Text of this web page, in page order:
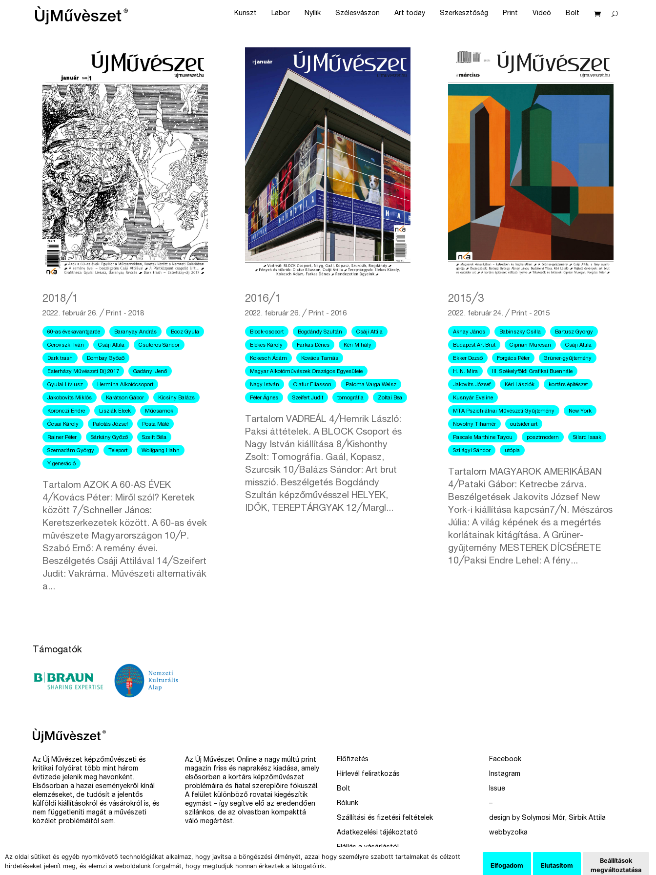
Az oldal sütiket és egyéb nyomkövető technológiákat alkalmaz, hogy javítsa a böngészési élményét, azzal hogy személyre szabott tartalmakat és célzott
hirdetéseket jelenít meg, és elemzi a weboldalunk forgalmát, hogy megtudjuk honnan érkeztek a látogatóink.
Elfogadom Elutasítom
Beállítások
megváltoztatása
Kunszt Labor Nyílik Szélesvászon Art today Szerkesztőség Print Videó Bolt
2018╱1
2022. február 26. ╱ Print - 2018
60-as évekavantgarde Baranyay András Bocz Gyula
Cerovszki Iván Csáji Attila Csutoros Sándor
Dark trash Dombay Győző
Esterházy Művészeti Díj 2017 Gadányi Jenő
Gyulai Líviusz Hermina Alkotócsoport
Jakobovits Miklós Karátson Gábor Kicsiny Balázs
Koronczi Endre Lisziák Eleek Műcsarnok
Ócsai Károly Palotás József Posta Máté
Rainer Péter Sárkány Győző Szeift Béla
Szemadám György Teleport Wolfgang Hahn
Y generáció
Tartalom AZOK A 60-AS ÉVEK
4╱Kovács Péter: Miről szól? Keretek
között 7╱Schneller János:
Keretszerkezetek között. A 60-as évek
művészete Magyarországon 10╱P.
Szabó Ernő: A remény évei.
Beszélgetés Csáji Attilával 14╱Szeifert
Judit: Vakráma. Művészeti alternatívák
a...
2016╱1
2022. február 26. ╱ Print - 2016
Block-csoport Bogdándy Szultán Csáji Attila
Elekes Károly Farkas Dénes Kéri Mihály
Kokesch Ádám Kovács Tamás
Magyar Alkotóművészek Országos Egyesülete
Nagy István Olafur Eliasson Paloma Varga Weisz
Péter Ágnes Szeifert Judit tomográfia Zoltai Bea
Tartalom VADREÁL 4╱Hemrik László:
Paksi áttételek. A BLOCK Csoport és
Nagy István kiállítása 8╱Kishonthy
Zsolt: Tomográfia. Gaál, Kopasz,
Szurcsik 10╱Balázs Sándor: Art brut
misszió. Beszélgetés Bogdándy
Szultán képzőművésszel HELYEK,
IDŐK, TEREPTÁRGYAK 12╱Margl...
2015╱3
2022. február 24. ╱ Print - 2015
Aknay János Babinszky Csilla Bartusz György
Budapest Art Brut Ciprian Muresan Csáji Attila
Ekker Dezső Forgács Péter Grüner-gyűjtemény
H. N. Mira III. Székelyföldi Grafikai Buennále
Jakovits József Kéri Lászlók kortárs építészet
Kusnyár Eveline
MTA Pszichiátriai Művészeti Gyűjtemény New York
Novotny Tihamér outsider art
Pascale Marthine Tayou posztmodern Silard Isaak
Szilágyi Sándor utópia
Tartalom MAGYAROK AMERIKÁBAN
4╱Pataki Gábor: Ketrecbe zárva.
Beszélgetések Jakovits József New
York-i kiállítása kapcsán7╱N. Mészáros
Júlia: A világ képének és a megértés
korlátainak kitágítása. A Grüner-
gyűjtemény MESTEREK DÍCSÉRETE
10╱Paksi Endre Lehel: A fény...
Támogatók
Az Új Művészet képzőművészeti és
kritikai folyóirat több mint három
évtizede jelenik meg havonként.
Elsősorban a hazai eseményekről kínál
elemzéseket, de tudósít a jelentős
külföldi kiállításokról és vásárokról is, és
nem függetleníti magát a művészeti
közélet problémáitól sem.
Az Új Művészet Online a nagy múltú print
magazin friss és naprakész kiadása, amely
elsősorban a kortárs képzőművészet
problémáira és fiatal szereplőire fókuszál.
A felület különböző rovatai kiegészítik
egymást – így segítve elő az eredendően
szilánkos, de az olvastban kompakttá
váló megértést.
Előfizetés
Hírlevél feliratkozás
Bolt
Rólunk
Szállítási és fizetési feltételek
Adatkezelési tájékoztató
Elállás a vásárlástól
Facebook
Instagram
Issue
–
design by Solymosi Mór, Sirbik Attila
webbyzolka
Copyright 2008-2026 Új Művészet